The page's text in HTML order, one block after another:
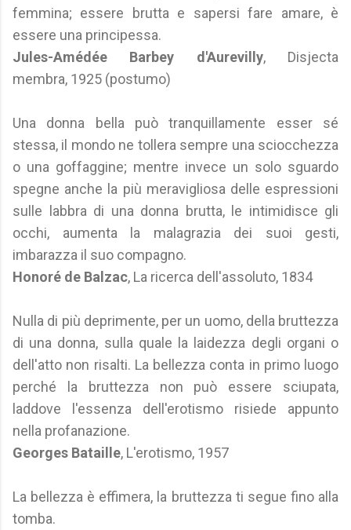
femmina; essere brutta e sapersi fare amare, è
essere una principessa.
Jules-Amédée Barbey d'Aurevilly, Disjecta
membra, 1925 (postumo)
Una donna bella può tranquillamente esser sé
stessa, il mondo ne tollera sempre una sciocchezza
o una goffaggine; mentre invece un solo sguardo
spegne anche la più meravigliosa delle espressioni
sulle labbra di una donna brutta, le intimidisce gli
occhi, aumenta la malagrazia dei suoi gesti,
imbarazza il suo compagno.
Honoré de Balzac, La ricerca dell'assoluto, 1834
Nulla di più deprimente, per un uomo, della bruttezza
di una donna, sulla quale la laidezza degli organi o
dell'atto non risalti. La bellezza conta in primo luogo
perché la bruttezza non può essere sciupata,
laddove l'essenza dell'erotismo risiede appunto
nella profanazione.
Georges Bataille, L'erotismo, 1957
La bellezza è effimera, la bruttezza ti segue fino alla
tomba.